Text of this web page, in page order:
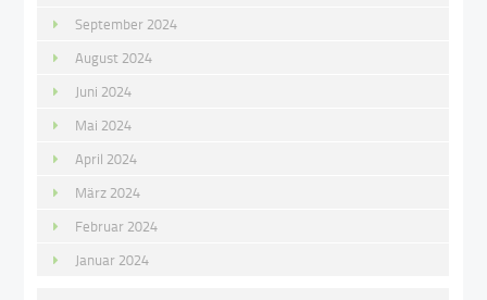
September 2024
August 2024
Juni 2024
Mai 2024
April 2024
März 2024
Februar 2024
Januar 2024